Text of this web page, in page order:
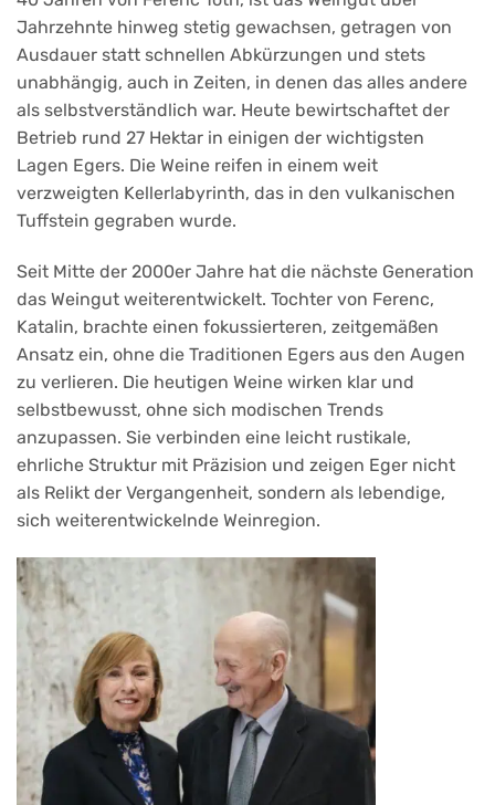
Jahrzehnte hinweg stetig gewachsen, getragen von
Ausdauer statt schnellen Abkürzungen und stets
unabhängig, auch in Zeiten, in denen das alles andere
als selbstverständlich war. Heute bewirtschaftet der
Betrieb rund 27 Hektar in einigen der wichtigsten
Lagen Egers. Die Weine reifen in einem weit
verzweigten Kellerlabyrinth, das in den vulkanischen
Tuffstein gegraben wurde.
Seit Mitte der 2000er Jahre hat die nächste Generation
das Weingut weiterentwickelt. Tochter von Ferenc,
Katalin, brachte einen fokussierteren, zeitgemäßen
Ansatz ein, ohne die Traditionen Egers aus den Augen
zu verlieren. Die heutigen Weine wirken klar und
selbstbewusst, ohne sich modischen Trends
anzupassen. Sie verbinden eine leicht rustikale,
ehrliche Struktur mit Präzision und zeigen Eger nicht
als Relikt der Vergangenheit, sondern als lebendige,
sich weiterentwickelnde Weinregion.